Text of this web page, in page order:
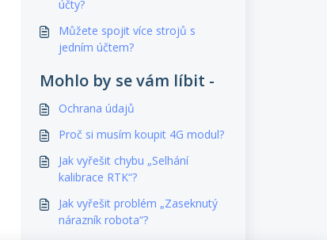
účty?
Můžete spojit více strojů s
jedním účtem?
Mohlo by se vám líbit -
Ochrana údajů
Proč si musím koupit 4G modul?
Jak vyřešit chybu „Selhání
kalibrace RTK“?
Jak vyřešit problém „Zaseknutý
nárazník robota“?